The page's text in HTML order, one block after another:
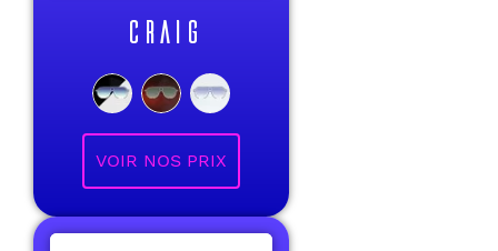
CRAIG
VOIR NOS PRIX